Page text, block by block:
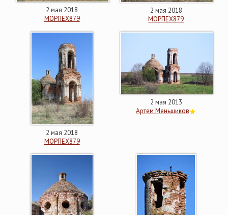
2 мая 2018
МОРПЕХ879
2 мая 2018
МОРПЕХ879
2 мая 2018
МОРПЕХ879
2 мая 2013
Артем Меньшиков